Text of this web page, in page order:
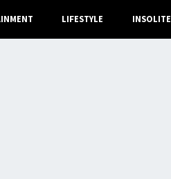
LIFESTYLE INSOLITE